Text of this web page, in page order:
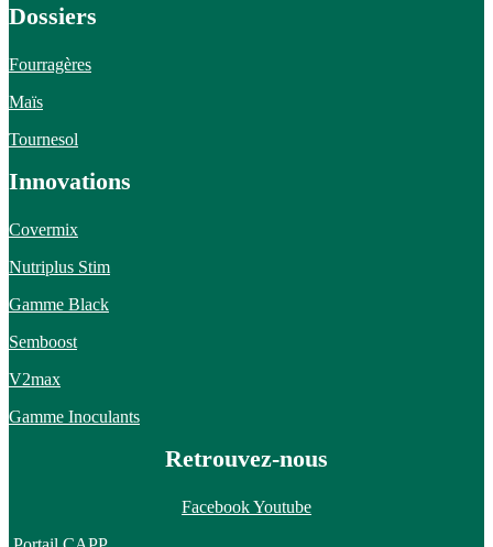
Dossiers
Fourragères
Maïs
Tournesol
Innovations
Covermix
Nutriplus Stim
Gamme Black
Semboost
V2max
Gamme Inoculants
Retrouvez-nous
FacebookYoutube